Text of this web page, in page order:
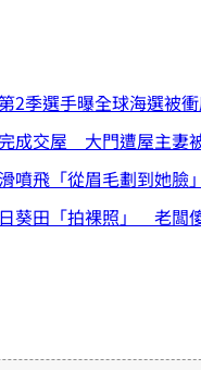
2季選手曝全球海選被
成交屋 大門遭屋主妻
噴飛「從眉毛劃到她
葵田「拍裸照」 老闆